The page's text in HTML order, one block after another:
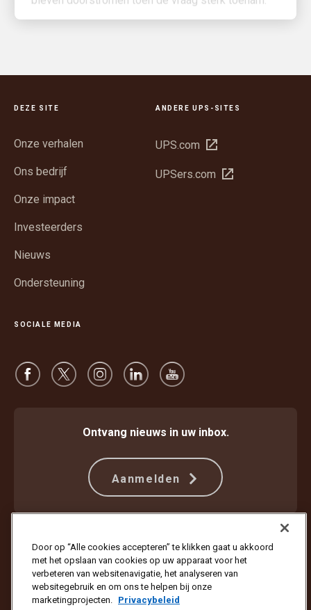
DEZE SITE
Onze verhalen
Ons bedrijf
Onze impact
Investeerders
Nieuws
Ondersteuning
ANDERE UPS-SITES
UPS.com Opent
een
UPSers.com Opent
SOCIALE MEDIA
Ontvang nieuws in uw inbox.
Aanmelden
Gebruiksvoorwaarden website
Privacyverklaring
Cookie-instellingen
Copyright © 1994 - 2026 United Parcel Service of America, Inc. Alle
rechten voorbehouden. Wilt u geen e-mailupdates meer ontvangen?
Door op “Alle cookies accepteren” te klikken gaat u akkoord
met het opslaan van cookies op uw apparaat voor het
verbeteren van websitenavigatie, het analyseren van
websitegebruik en om ons te helpen bij onze
marketingprojecten. Privacybeleid